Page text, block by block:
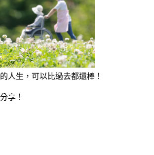
人生，可以比過去都還棒！
享！